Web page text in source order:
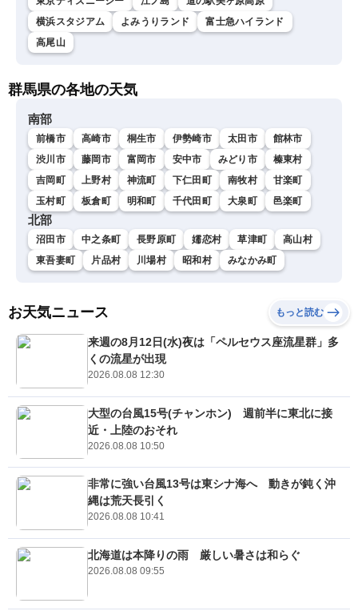
横浜スタジアム
よみうりランド
富士急ハイランド
高尾山
群馬県の各地の天気
南部
前橋市 高崎市 桐生市 伊勢崎市 太田市
館林市
渋川市
藤岡市 富岡市 安中市 みどり市
榛東村
吉岡町
上野村 神流町 下仁田町 南牧村
甘楽町
玉村町
板倉町 明和町 千代田町 大泉町 邑楽町
北部
沼田市 中之条町 長野原町 嬬恋村 草津町
高山村
東吾妻町
片品村 川場村 昭和村 みなかみ町
お天気ニュース もっと読む
来週の8月12日(水)夜は「ペルセウス座流星群」多
くの流星が出現
2026.08.08 12:30
大型の台風15号(チャンホン) 週前半に東北に接
近・上陸のおそれ
2026.08.08 10:50
非常に強い台風13号は東シナ海へ 動きが鈍く沖
縄は荒天長引く
2026.08.08 10:41
北海道は本降りの雨 厳しい暑さは和らぐ
2026.08.08 09:55